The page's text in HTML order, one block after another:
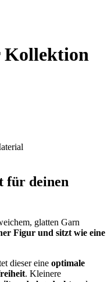
Kollektion
für deinen
glatten Garn
Figur und sitzt wie eine
dieser eine optimale
. Kleinere